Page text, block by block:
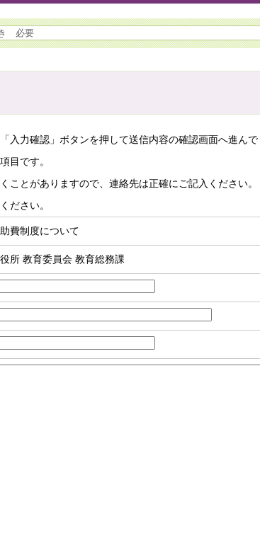
入力確認」ボタンを押して送信内容の確認画面へ進んで
目です。
ことがありますので、連絡先は正確にご記入ください。
ださい。
費制度について
所 教育委員会 教育総務課